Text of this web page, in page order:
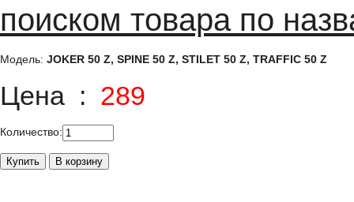
поиском товара по
Модель: JOKER 50 Z, SPINE 50 Z, STILET 50 Z, TRAFFIC 50 Z
Цена : 289
Количество: